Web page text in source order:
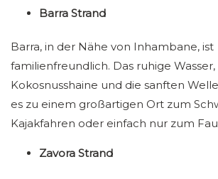
Barra Strand
Barra, in der Nähe von Inhambane, ist
familienfreundlich. Das ruhige
Kokosnusshaine und die sanften
es zu einem großartigen Ort zum
Kajakfahren oder einfach nur zum
Zavora Strand